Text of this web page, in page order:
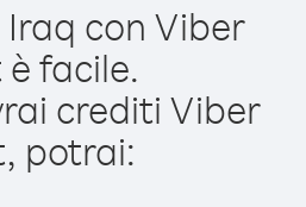
con Viber
facile.
crediti Viber
potrai: